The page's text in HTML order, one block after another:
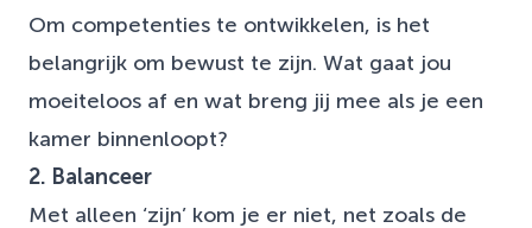
Om competenties te ontwikkelen, is het
belangrijk om bewust te zijn. Wat gaat jou
moeiteloos af en wat breng jij mee als je een
kamer binnenloopt?
2. Balanceer
Met alleen ‘zijn’ kom je er niet, net zoals de